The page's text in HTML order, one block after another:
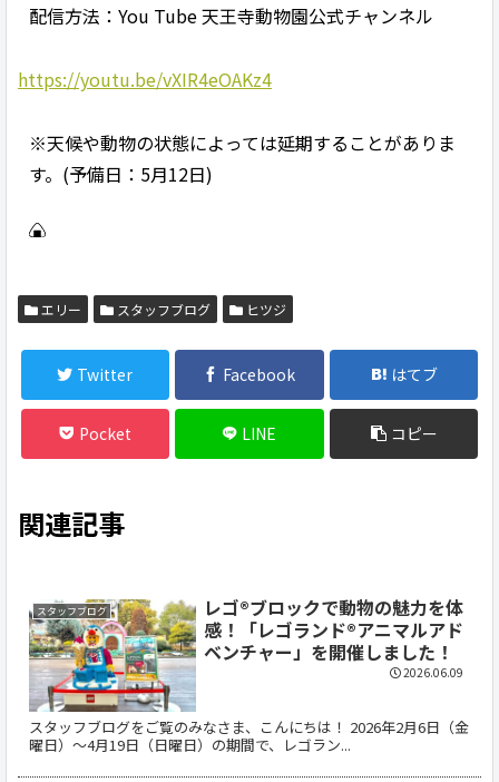
配信方法：You Tube 天王寺動物園公式チャンネル
https://youtu.be/vXIR4eOAKz4
※天候や動物の状態によっては延期することがありま
す。(予備日：5月12日)
エリー スタッフブログ ヒツジ
Twitter Facebook はてブ
Pocket LINE コピー
関連記事
スタッフブログ
レゴ®ブロックで動物の魅力を体
感！「レゴランド®アニマルアド
ベンチャー」を開催しました！
スタッフブログをご覧のみなさま、こんにちは！ 2026年2月6日（金
曜日）〜4月19日（日曜日）の期間で、レゴラン...
2026.06.09